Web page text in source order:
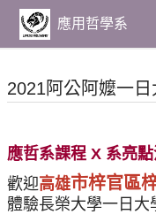
主
要
應用哲學系
2021阿公阿嬤一
應哲系課程 X 系亮
歡迎高雄市梓官區
體驗長榮大學一日大